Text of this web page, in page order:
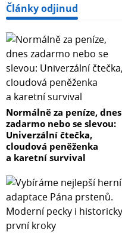
Články odjinud
Normálně za peníze, dnes
zadarmo nebo se slevou:
Univerzální čtečka,
cloudová peněženka
a karetní survival